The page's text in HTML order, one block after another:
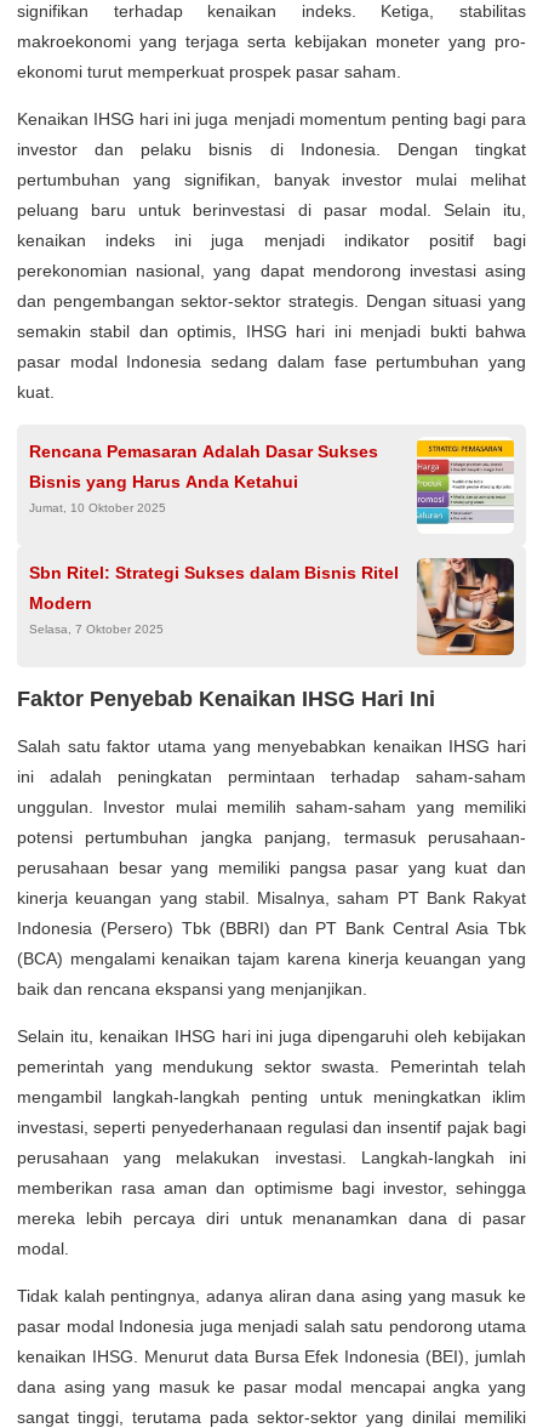
signifikan terhadap kenaikan indeks. Ketiga, stabilitas
makroekonomi yang terjaga serta kebijakan moneter yang pro-
ekonomi turut memperkuat prospek pasar saham.
Kenaikan IHSG hari ini juga menjadi momentum penting bagi para
investor dan pelaku bisnis di Indonesia. Dengan tingkat
pertumbuhan yang signifikan, banyak investor mulai melihat
peluang baru untuk berinvestasi di pasar modal. Selain itu,
kenaikan indeks ini juga menjadi indikator positif bagi
perekonomian nasional, yang dapat mendorong investasi asing
dan pengembangan sektor-sektor strategis. Dengan situasi yang
semakin stabil dan optimis, IHSG hari ini menjadi bukti bahwa
pasar modal Indonesia sedang dalam fase pertumbuhan yang
kuat.
Rencana Pemasaran Adalah Dasar Sukses
Bisnis yang Harus Anda Ketahui
Jumat, 10 Oktober 2025
Sbn Ritel: Strategi Sukses dalam Bisnis Ritel
Modern
Selasa, 7 Oktober 2025
Faktor Penyebab Kenaikan IHSG Hari Ini
Salah satu faktor utama yang menyebabkan kenaikan IHSG hari
ini adalah peningkatan permintaan terhadap saham-saham
unggulan. Investor mulai memilih saham-saham yang memiliki
potensi pertumbuhan jangka panjang, termasuk perusahaan-
perusahaan besar yang memiliki pangsa pasar yang kuat dan
kinerja keuangan yang stabil. Misalnya, saham PT Bank Rakyat
Indonesia (Persero) Tbk (BBRI) dan PT Bank Central Asia Tbk
(BCA) mengalami kenaikan tajam karena kinerja keuangan yang
baik dan rencana ekspansi yang menjanjikan.
Selain itu, kenaikan IHSG hari ini juga dipengaruhi oleh kebijakan
pemerintah yang mendukung sektor swasta. Pemerintah telah
mengambil langkah-langkah penting untuk meningkatkan iklim
investasi, seperti penyederhanaan regulasi dan insentif pajak bagi
perusahaan yang melakukan investasi. Langkah-langkah ini
memberikan rasa aman dan optimisme bagi investor, sehingga
mereka lebih percaya diri untuk menanamkan dana di pasar
modal.
Tidak kalah pentingnya, adanya aliran dana asing yang masuk ke
pasar modal Indonesia juga menjadi salah satu pendorong utama
kenaikan IHSG. Menurut data Bursa Efek Indonesia (BEI), jumlah
dana asing yang masuk ke pasar modal mencapai angka yang
sangat tinggi, terutama pada sektor-sektor yang dinilai memiliki